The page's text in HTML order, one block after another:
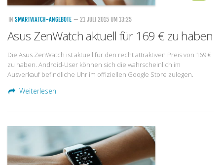
IN SMARTWATCH-ANGEBOTE — 21 JULI 2015 UM 13:25
Asus ZenWatch aktuell für 169 € zu haben
Die Asus ZenWatch ist aktuell für den recht attraktiven Preis von 169 €
zu haben. Android-User können sich die wahrscheinlich im
Ausverkauf befindliche Uhr im offiziellen Google Store zulegen.
Weiterlesen